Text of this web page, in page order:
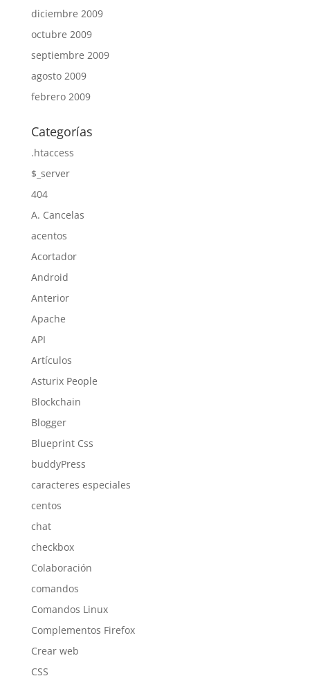
diciembre 2009
octubre 2009
septiembre 2009
agosto 2009
febrero 2009
Categorías
.htaccess
$_server
404
A. Cancelas
acentos
Acortador
Android
Anterior
Apache
API
Artículos
Asturix People
Blockchain
Blogger
Blueprint Css
buddyPress
caracteres especiales
centos
chat
checkbox
Colaboración
comandos
Comandos Linux
Complementos Firefox
Crear web
CSS